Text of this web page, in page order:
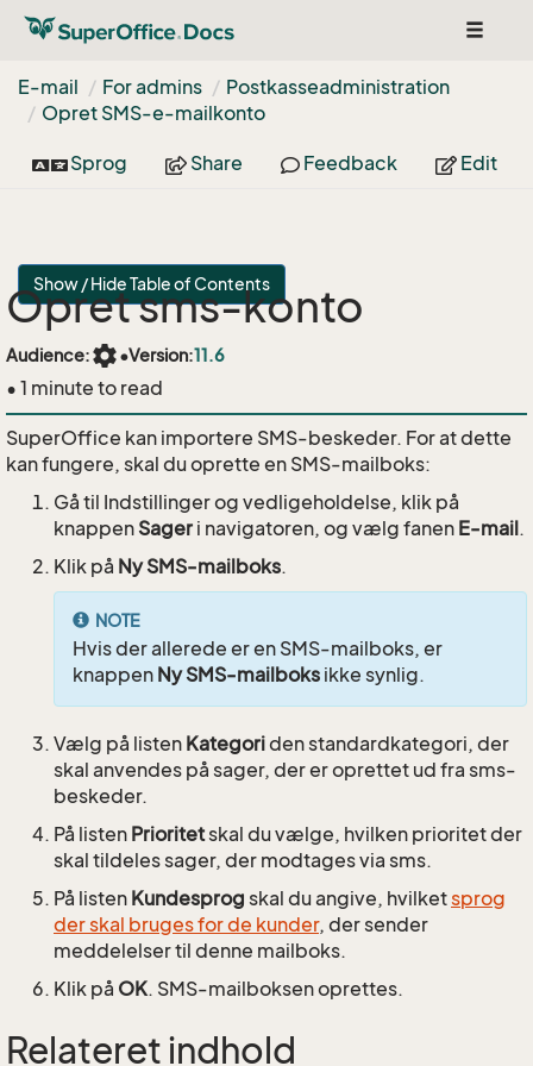
Toggle
E-mail
For admins
Postkasseadministration
Opret SMS-e-mailkonto
Sprog Share Feedback Edit
Show / Hide Table of Contents
Opret sms-konto
Audience:settings•Version:11.6
• 1 minute to read
SuperOffice kan importere SMS-beskeder. For at dette
kan fungere, skal du oprette en SMS-mailboks:
Gå til Indstillinger og vedligeholdelse, klik på
knappen Sager i navigatoren, og vælg fanen E-mail.
Klik på Ny SMS-mailboks.
NOTE
Hvis der allerede er en SMS-mailboks, er
knappen Ny SMS-mailboks ikke synlig.
Vælg på listen Kategoriden standardkategori, der
skal anvendes på sager, der er oprettet ud fra sms-
beskeder.
På listen Prioritetskal du vælge, hvilken prioritet der
skal tildeles sager, der modtages via sms.
På listen Kundesprog skal du angive, hvilketsprog
der skal bruges for de kunder, der sender
meddelelser til denne mailboks.
Klik på OK. SMS-mailboksen oprettes.
Relateret indhold